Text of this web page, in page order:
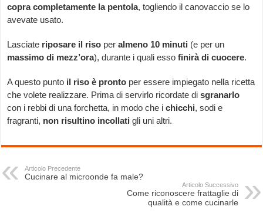
copra completamente la pentola, togliendo il canovaccio se lo
avevate usato.
Lasciate riposare il riso peralmeno 10 minuti (e per un
massimo di mezz’ora), durante i quali esso finirà di cuocere.
A questo punto il riso è pronto per essere impiegato nella ricetta
che volete realizzare. Prima di servirlo ricordate disgranarlo
con i rebbi di una forchetta, in modo che ichicchi, sodi e
fragranti, non risultino incollati gli uni altri.
Articolo Precedente
Cucinare al microonde fa male?
Articolo Successivo
Come riconoscere frattaglie di
qualità e come cucinarle